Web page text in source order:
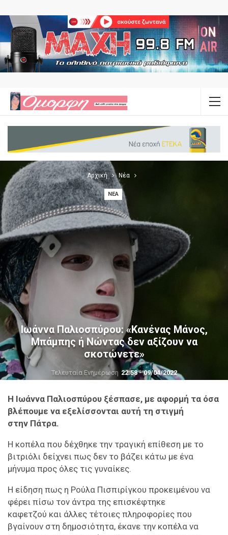
Αρχική Νέα
ΝΈΑ
Ιωάννα Παλιοσπύρου: «Κανένας Μάνος,
Μπάμπης ή Νώντας δεν αξίζουν να
σκοτώνετε»
Τελευταία Ενημέρωση 22:58 - 09/04/2022
Η Ιωάννα Παλιοσπύρου ξέσπασε, με αφορμή τα όσα
βλέπουμε να εξελίσσονται αυτή τη στιγμή
στην Πάτρα.
Η κοπέλα που δέχθηκε την τραγική επίθεση με το
βιτριόλι δείχνει πως δεν το βάζει κάτω με ένα
μήνυμα προς όλες τις γυναίκες.
Η είδηση πως η Ρούλα Πισπιρίγκου προκειμένου να
φέρει πίσω τον άντρα της επισκέφτηκε
καφετζού και άλλες τέτοιες πληροφορίες που
βγαίνουν στη δημοσιότητα, έκανε την κοπέλα να